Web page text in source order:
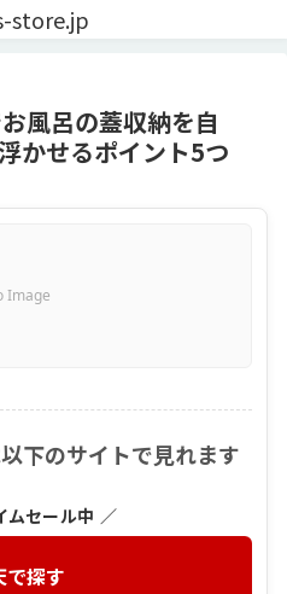
store.jp
風呂の蓋収納を自
かせるポイント5つ
Image
下のサイトで見れます
ムセール中 ／
で探す